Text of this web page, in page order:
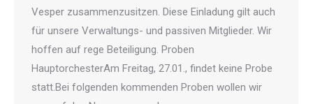
Vesper zusammenzusitzen. Diese Einladung gilt auch
für unsere Verwaltungs- und passiven Mitglieder. Wir
hoffen auf rege Beteiligung. Proben
HauptorchesterAm Freitag, 27.01., findet keine Probe
statt.Bei folgenden kommenden Proben wollen wir